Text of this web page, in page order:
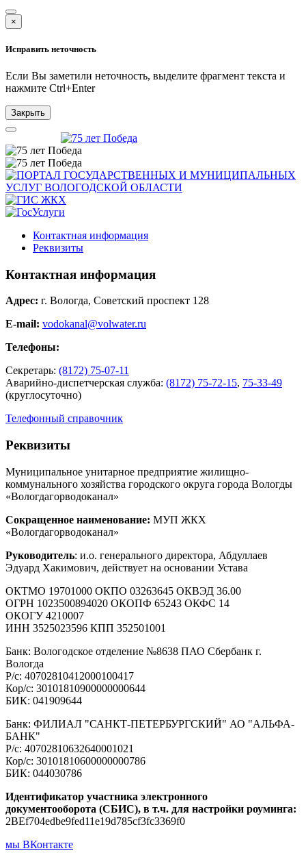
×
Исправить неточность
Если Вы заметили неточность, выделите фрагмент текста и
нажмите Ctrl+Enter
Закрыть
Контактная информация
Реквизиты
Контактная информация
Адрес: г. Вологда, Советский проспект 128
E-mail: vodokanal@volwater.ru
Телефоны:
Секретарь: (8172) 75-07-11
Аварийно-диспетчерская служба: (8172) 75-72-15, 75-33-49
(круглосуточно)
Телефонный справочник
Реквизиты
Муниципальное унитарное предприятие жилищно-
коммунального хозяйства городского округа города Вологды
«Вологдагорводоканал»
Сокращенное наименование: МУП ЖКХ
«Вологдагорводоканал»
Руководитель: и.о. генерального директора, Абдуллаев
Эдуард Хакимович, действует на основании Устава
ОКТМО 19701000 ОКПО 03263645 ОКВЭД 36.00
ОГРН 1023500894020 ОКОПФ 65243 ОКФС 14
ОКОГУ 4210007
ИНН 3525023596 КПП 352501001
Банк: Вологодское отделение №8638 ПАО Сбербанк г.
Вологда
Р/с: 40702810412000100417
Кор/с: 30101810900000000644
БИК: 041909644
Банк: ФИЛИАЛ "САНКТ-ПЕТЕРБУРГСКИЙ" АО "АЛЬФА-
БАНК"
Р/с: 40702810632640001021
Кор/с: 30101810600000000786
БИК: 044030786
Идентификатор участника электронного
документооборота (СБИС), в т.ч. для настройки роуминга:
2BEf704edbe9fed11e19d785cf3fc3369f0
мы ВКонтакте